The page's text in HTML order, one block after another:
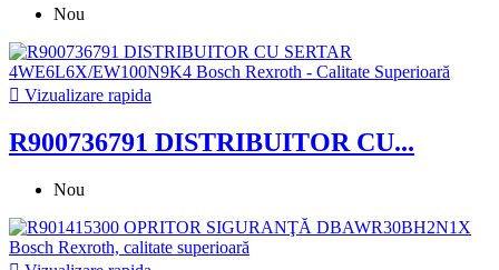
Nou
 Vizualizare rapida
R900736791 DISTRIBUITOR CU...
Nou